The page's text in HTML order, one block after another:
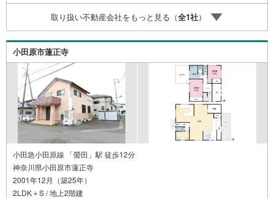
取り扱い不動産会社をもっと見る（全1社）
小田原市蓮正寺
小田急小田原線 「螢田」駅 徒歩12分
神奈川県小田原市蓮正寺
2001年12月（築25年）
2LDK＋S / 地上2階建